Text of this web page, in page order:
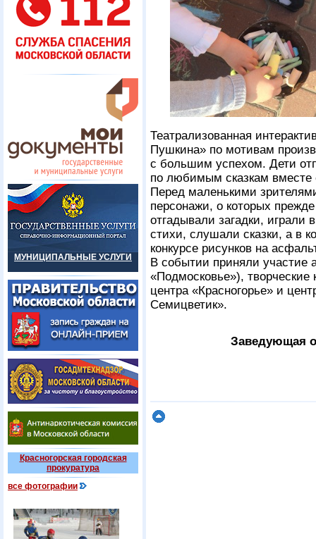
МУНИЦИПАЛЬНЫЕ УСЛУГИ
Красногорская городская
прокуратура
все фотографии
Театрализованная
Пушкина» по мотивам
с большим успехом. Дети
по любимым сказкам
Перед маленькими
персонажи, о которых
отгадывали загадки, играли
стихи, слушали сказки, а в
конкурсе рисунков на
В событии приняли участие
«Подмосковье»), творческие
центра «Красногорье» и
Семицветик».
Заведующая